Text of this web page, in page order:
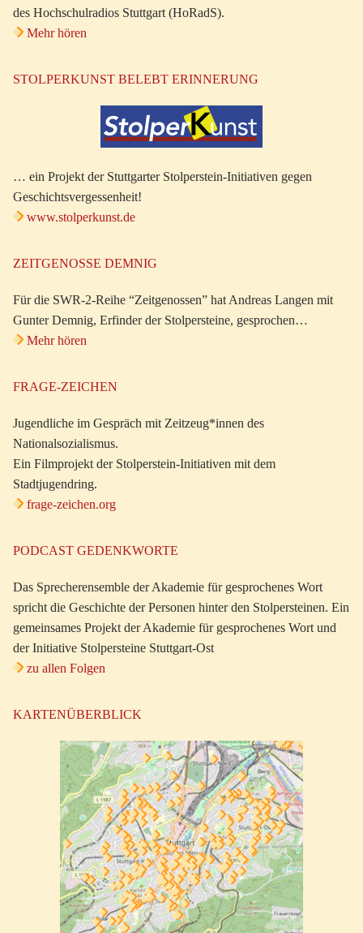
des Hochschulradios Stuttgart (HoRadS).
Mehr hören
STOLPERKUNST BELEBT ERINNERUNG
… ein Projekt der Stuttgarter Stolperstein-Initiativen gegen
Geschichtsvergessenheit!
www.stolperkunst.de
ZEITGENOSSE DEMNIG
Für die SWR-2-Reihe “Zeitgenossen” hat Andreas Langen mit
Gunter Demnig, Erfinder der Stolpersteine, gesprochen…
Mehr hören
FRAGE-ZEICHEN
Jugendliche im Gespräch mit Zeitzeug*innen des
Nationalsozialismus.
Ein Filmprojekt der Stolperstein-Initiativen mit dem
Stadtjugendring.
frage-zeichen.org
PODCAST GEDENKWORTE
Das Sprecherensemble der Akademie für gesprochenes Wort
spricht die Geschichte der Personen hinter den Stolpersteinen. Ein
gemeinsames Projekt der Akademie für gesprochenes Wort und
der Initiative Stolpersteine Stuttgart-Ost
zu allen Folgen
KARTENÜBERBLICK